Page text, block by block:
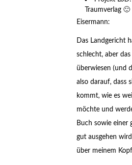
Traumverlag 🙂
Eisermann:
Das Landgericht
schlecht, aber
überwiesen (und
also darauf, dass
kommt, wie es
möchte und
Buch sowie einer
gut ausgehen
über meinem